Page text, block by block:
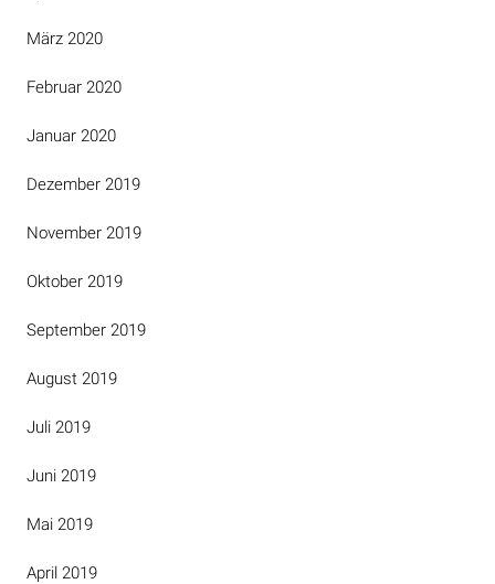
März 2020
Februar 2020
Januar 2020
Dezember 2019
November 2019
Oktober 2019
September 2019
August 2019
Juli 2019
Juni 2019
Mai 2019
April 2019